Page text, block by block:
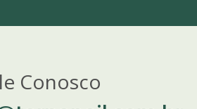
Conosco